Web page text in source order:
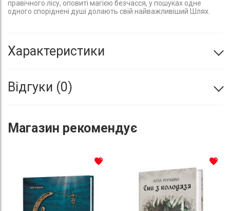
правічного лісу, оповиті магією безчасся, у пошуках одне
одного споріднені душі долають свій найважливіший Шлях.
Характеристики
Відгуки 0
Магазин рекомендує
До списку бажань